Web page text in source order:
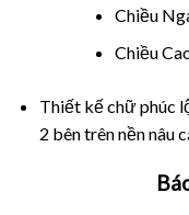
Chiều
Chiều
Thiết kế chữ phúc
2 bên trên nền nâu